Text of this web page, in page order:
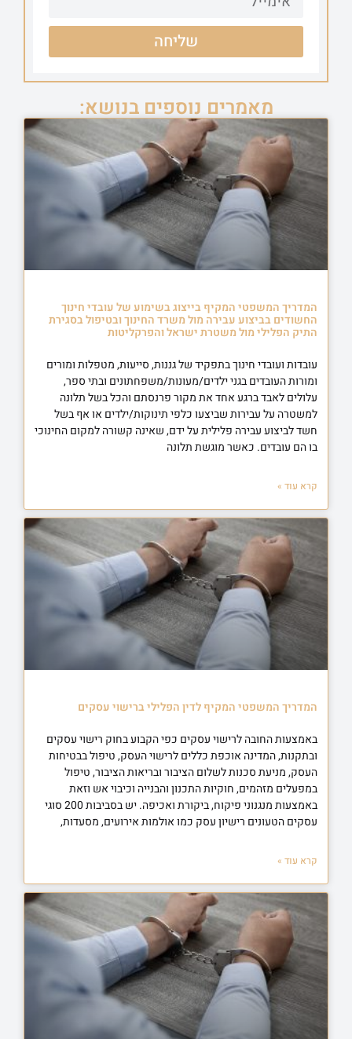
שליחה
מאמרים נוספים בנושא:
המדריך המשפטי המקיף בייצוג בשימוע של עובדי חינוך
החשודים בביצוע עבירה מול משרד החינוך ובטיפול בסגירת
התיק הפלילי מול משטרת ישראל והפרקליטות
עובדות ועובדי חינוך בתפקיד של גננות, סייעות, מטפלות ומורים
ומורות העובדים בגני ילדים/מעונות/משפחתונים ובתי ספר,
עלולים לאבד ברגע אחד את מקור פרנסתם והכל בשל תלונה
למשטרה על עבירות שביצעו כלפי תינוקות/ילדים או אף בשל
חשד לביצוע עבירה פלילית על ידם, שאינה קשורה למקום החינוכי
בו הם עובדים. כאשר מוגשת תלונה
קרא עוד »
המדריך המשפטי המקיף לדין הפלילי ברישוי עסקים
באמצעות החובה לרישוי עסקים כפי הקבוע בחוק רישוי עסקים
ובתקנות, המדינה אוכפת כללים לרישוי העסק, טיפול בבטיחות
העסק, מניעת סכנות לשלום הציבור ובריאות הציבור, טיפול
במפעלים מזהמים, חוקיות התכנון והבנייה וכיבוי אש וזאת
באמצעות מנגנוני פיקוח, ביקורת ואכיפה. יש בסביבות 200 סוגי
עסקים הטעונים רישיון עסק כמו אולמות אירועים, מסעדות,
קרא עוד »